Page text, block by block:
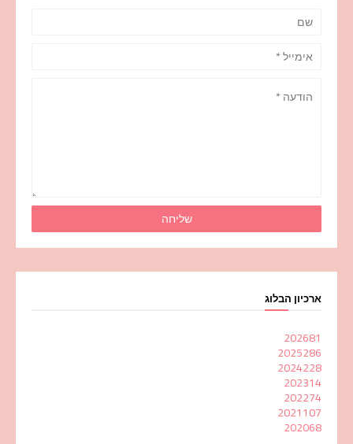
ארכיון הבלוג
202681
2025286
2024228
202314
202274
2021107
202068